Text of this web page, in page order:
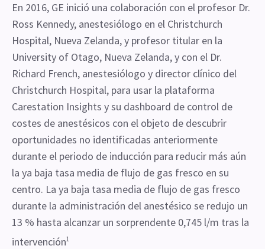
En 2016, GE inició una colaboración con el profesor Dr.
Ross Kennedy, anestesiólogo en el Christchurch
Hospital, Nueva Zelanda, y profesor titular en la
University of Otago, Nueva Zelanda, y con el Dr.
Richard French, anestesiólogo y director clínico del
Christchurch Hospital, para usar la plataforma
Carestation Insights y su dashboard de control de
costes de anestésicos con el objeto de descubrir
oportunidades no identificadas anteriormente
durante el periodo de inducción para reducir más aún
la ya baja tasa media de flujo de gas fresco en su
centro. La ya baja tasa media de flujo de gas fresco
durante la administración del anestésico se redujo un
13 % hasta alcanzar un sorprendente 0,745 l/m tras la
intervención1